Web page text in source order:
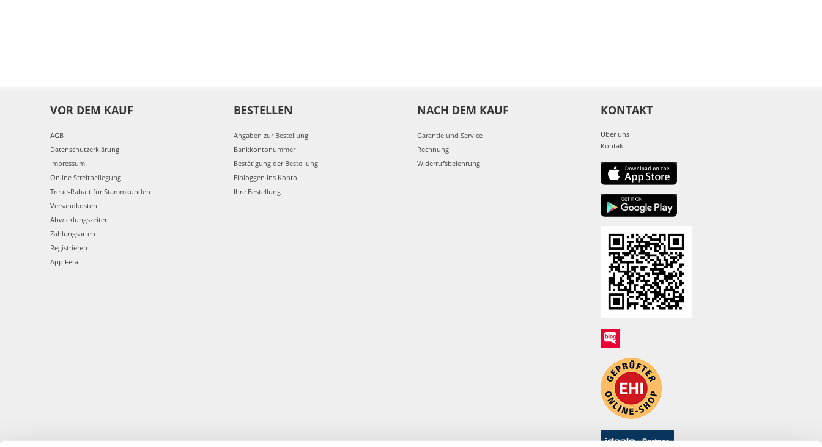
VOR DEM KAUF
AGB
Datenschutzerklärung
Impressum
Online Streitbeilegung
Treue-Rabatt für Stammkunden
Versandkosten
Abwicklungszeiten
Zahlungsarten
Registrieren
App Fera
BESTELLEN
Angaben zur Bestellung
Bankkontonummer
Bestätigung der Bestellung
Einloggen ins Konto
Ihre Bestellung
NACH DEM KAUF
Garantie und Service
Rechnung
Widerrufsbelehrung
KONTAKT
Über uns
Kontakt